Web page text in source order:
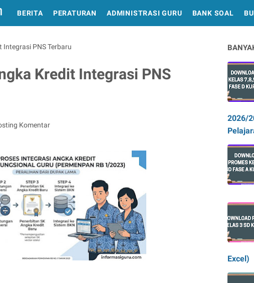
BERITA PERATURAN ADMINISTRASI GURU BANK SOAL
PNS Terbaru
Kredit Integrasi PNS
Komentar
2026/
Excel)